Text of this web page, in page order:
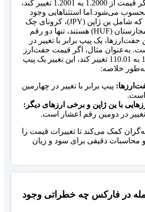
مانند EURUSD، اگر قیمت از 1.2000 به 1.2001 تغییر کند،
می‌شود.اما استثناهایی وجود
دارد. جفت‌ارزهایی که شامل ین ژاپن (JPY)، کرونای چک
(CZK) و فورینت مجارستان (HUF) هستند، تنها دو رقم
جفت‌ارزها، یک پیپ برابر با تغییر در
به‌عنوان مثال، اگر قیمت جفت‌ارز
USDJPY از 110.00 به 110.01 تغییر کند، این تغییر یک پیپ
خلاصه:
پیپ برابر با تغییر در چهارمین
است.
با ین ژاپن و برخی ارزهای دیگر:
تغییر در دومین رقم اعشار است.
کمک می‌کند تا تغییرات قیمت را
و محاسبات دقیقی برای سود و زیان
در فارکس چه خطراتی وجود